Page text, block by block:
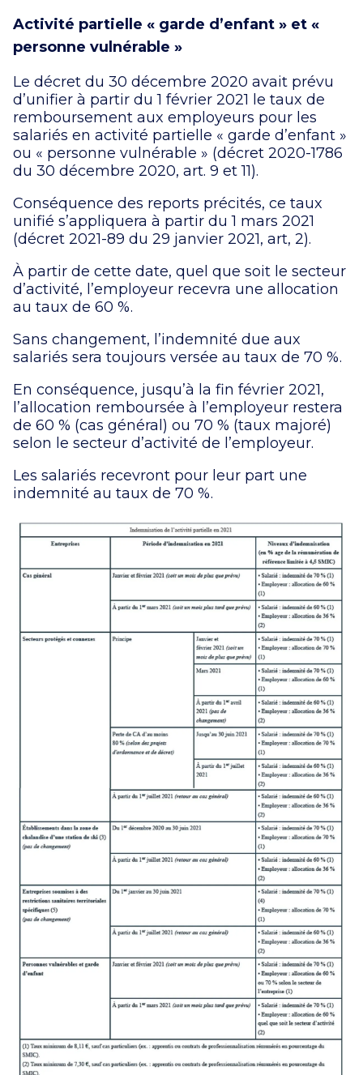
Activité partielle « garde d’enfant » et «
personne vulnérable »
Le décret du 30 décembre 2020 avait prévu
d’unifier à partir du 1 février 2021 le taux de
remboursement aux employeurs pour les
salariés en activité partielle « garde d’enfant »
ou « personne vulnérable » (décret 2020-1786
du 30 décembre 2020, art. 9 et 11).
Conséquence des reports précités, ce taux
unifié s’appliquera à partir du 1 mars 2021
(décret 2021-89 du 29 janvier 2021, art, 2).
À partir de cette date, quel que soit le secteur
d’activité, l’employeur recevra une allocation
au taux de 60 %.
Sans changement, l’indemnité due aux
salariés sera toujours versée au taux de 70 %.
En conséquence, jusqu’à la fin février 2021,
l’allocation remboursée à l’employeur restera
de 60 % (cas général) ou 70 % (taux majoré)
selon le secteur d’activité de l’employeur.
Les salariés recevront pour leur part une
indemnité au taux de 70 %.